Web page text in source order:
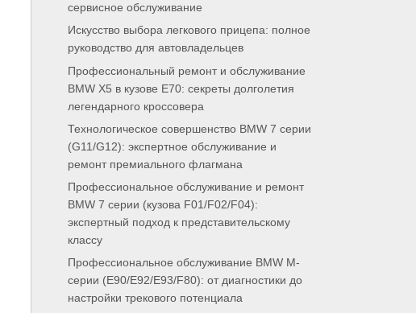
сервисное обслуживание
Искусство выбора легкового прицепа: полное
руководство для автовладельцев
Профессиональный ремонт и обслуживание
BMW X5 в кузове E70: секреты долголетия
легендарного кроссовера
Технологическое совершенство BMW 7 серии
(G11/G12): экспертное обслуживание и
ремонт премиального флагмана
Профессиональное обслуживание и ремонт
BMW 7 серии (кузова F01/F02/F04):
экспертный подход к представительскому
классу
Профессиональное обслуживание BMW M-
серии (E90/E92/E93/F80): от диагностики до
настройки трекового потенциала